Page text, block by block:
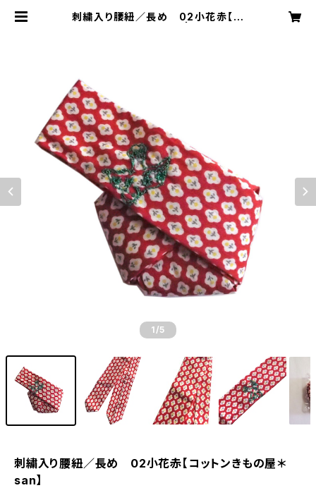
刺繍入り腰紐／長め 02小花赤【コ
1 /5
刺繍入り腰紐／長め 02小花赤【コットンきもの屋＊
san】